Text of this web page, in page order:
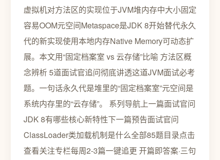
虚拟机对方法区的实现位于JVM堆内存中大小固定
容易OOM元空间Metaspace是JDK 8开始替代永久
代的新实现使用本地内存Native Memory可动态扩
展。本文用“固定档案室 vs 云存储”比喻 方法区概
念辨析 5道面试官追问彻底讲透这道JVM面试必考
题。一句话永久代是堆里的“固定档案室”元空间是
系统内存里的“云存储”。 系列导航上一篇面试官问
JDK 8有哪些核心新特性下一篇预告面试官问
ClassLoader类加载机制是什么全部85题目录点击
查看关注专栏每周2-3篇一键追更 开篇即答案·三句